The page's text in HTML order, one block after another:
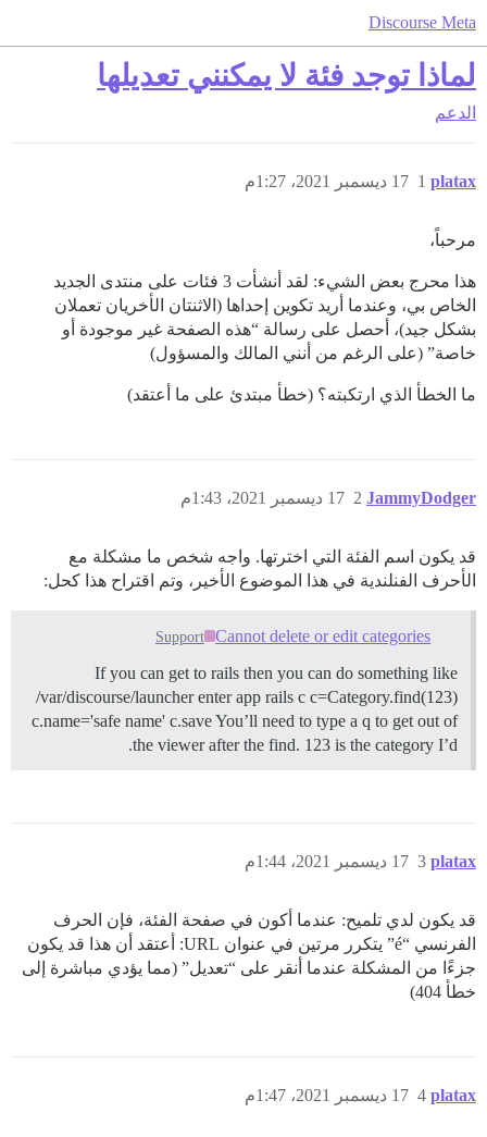
Discourse Meta
لماذا توجد فئة لا يمكنني تعديلها
الدعم
platax 17 ديسمبر 2021، 1:27م 1
مرحباً،
هذا محرج بعض الشيء: لقد أنشأت 3 فئات على منتدى الجديد
الخاص بي، وعندما أريد تكوين إحداها (الاثنتان الأخريان تعملان
بشكل جيد)، أحصل على رسالة “هذه الصفحة غير موجودة أو
خاصة” (على الرغم من أنني المالك والمسؤول)
ما الخطأ الذي ارتكبته؟ (خطأ مبتدئ على ما أعتقد)
JammyDodger 17 ديسمبر 2021، 1:43م 2
قد يكون اسم الفئة التي اخترتها. واجه شخص ما مشكلة مع
الأحرف الفنلندية في هذا الموضوع الأخير، وتم اقتراح هذا كحل:
Cannot delete or edit categories
Support
If you can get to rails then you can do something like
/var/discourse/launcher enter app rails c c=Category.find(123)
c.name='safe name' c.save You’ll need to type a q to get out of
the viewer after the find. 123 is the category I’d.
platax 17 ديسمبر 2021، 1:44م 3
قد يكون لدي تلميح: عندما أكون في صفحة الفئة، فإن الحرف
الفرنسي “é” يتكرر مرتين في عنوان URL: أعتقد أن هذا قد يكون
جزءًا من المشكلة عندما أنقر على “تعديل” (مما يؤدي مباشرة إلى
خطأ 404)
platax 17 ديسمبر 2021، 1:47م 4